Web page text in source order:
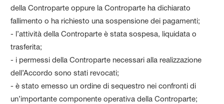
della Controparte oppure la Controparte ha dichiarato
fallimento o ha richiesto una sospensione dei pagamenti;
- l’attività della Controparte è stata sospesa, liquidata o
trasferita;
- i permessi della Controparte necessari alla realizzazione
dell’Accordo sono stati revocati;
- è stato emesso un ordine di sequestro nei confronti di
un’importante componente operativa della Controparte;